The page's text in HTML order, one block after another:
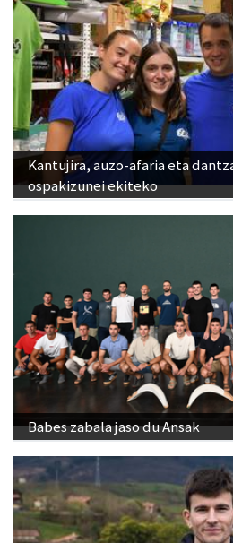
Kantujira, auzo-afaria eta
ospakizunei ekiteko
Babes zabala jaso du Ansak